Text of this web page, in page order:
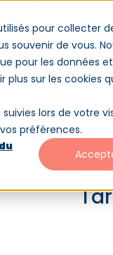
pour collecter
de vous.
pour les données
sur les cookies
lors de votre
préférences.
PartenairesTarifs
Qui